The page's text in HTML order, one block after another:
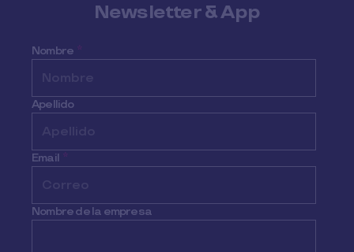
Newsletter & App
Nombre *
Apellido
Email *
Nombre de la empresa